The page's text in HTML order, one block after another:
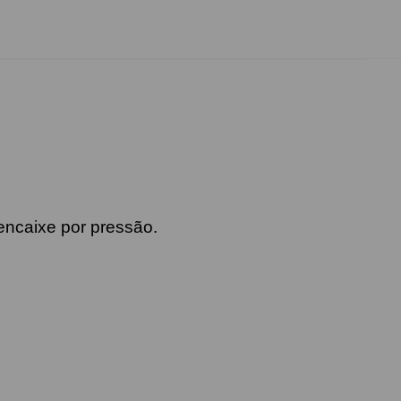
por pressão.